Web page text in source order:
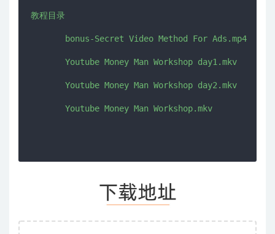
教程目录
       bonus-Secret Video Method For Ads.mp4
       Youtube Money Man Workshop day1.mkv
       Youtube Money Man Workshop day2.mkv